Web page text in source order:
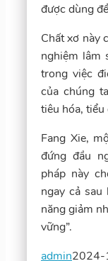
được dùng
Chất xơ này
nghiệm lâm
trong việc
của chúng
tiêu hóa, tiểu
Fang Xie,
đứng đầu
pháp này
ngay cả
năng giảm
vững”.
admin2024-